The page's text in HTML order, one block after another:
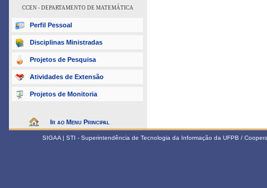
CCEN - DEPARTAMENTO DE MATEMÁTICA
Perfil Pessoal
Disciplinas Ministradas
Projetos de Pesquisa
Atividades de Extensão
Projetos de Monitoria
Ir ao Menu Principal
SIGAA | STI - Superintendência de Tecnologia da Informação da UFPB /